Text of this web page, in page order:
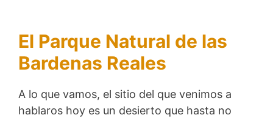
El Parque Natural de las
Bardenas Reales
A lo que vamos, el sitio del que venimos a
hablaros hoy es un desierto que hasta no